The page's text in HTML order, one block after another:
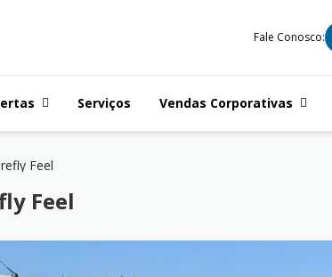
Fale Conosco:
Serviços Vendas Corporativas
Feel
Feel